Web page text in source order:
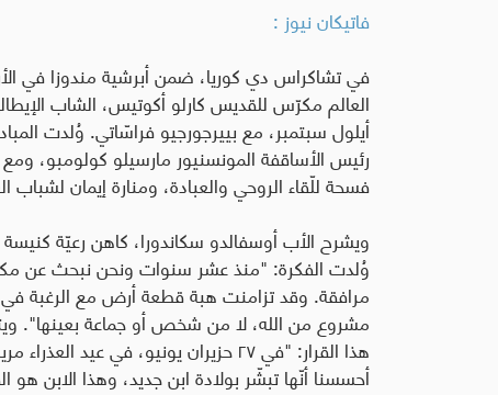
فاتيكان نيوز :
في تشاكراس دي كوريا، ضمن أبرشية مندوزا في
أيلول سبتمبر، مع بييرجورجيو فراسّاتي. وُلدت
رئيس الأساقفة المونسنيور مارسيلو كولومبو،
فسحة للّقاء الروحي والعبادة، ومنارة إيمان لشباب
ويشرح الأب أوسفالدو سكاندورا، كاهن رعيّة كنيسة
وُلدت الفكرة: "منذ عشر سنوات ونحن نبحث عن مكان
مرافقة. وقد تزامنت هبة قطعة أرض مع الرغبة
مشروع من الله، لا من شخص أو جماعة بعينها".
هذا القرار: "في ٢٧ حزيران يونيو، في
أحسسنا أنّها تبشّر بولادة ابن جديد، وهذا الابن